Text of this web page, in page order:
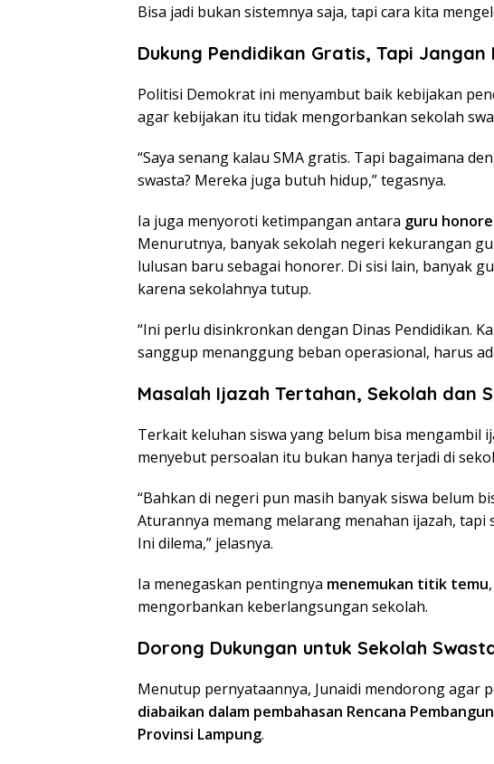
Bisa jadi bukan sistemnya saja, tapi cara kita
Dukung Pendidikan Gratis, Tapi Jangan
Politisi Demokrat ini menyambut baik kebijakan
agar kebijakan itu tidak mengorbankan sekolah
“Saya senang kalau SMA gratis. Tapi bagaimana
swasta? Mereka juga butuh hidup,” tegasnya.
Ia juga menyoroti ketimpangan antara guru
Menurutnya, banyak sekolah negeri kekurangan
lulusan baru sebagai honorer. Di sisi lain, banyak
karena sekolahnya tutup.
“Ini perlu disinkronkan dengan Dinas Pendidikan.
sanggup menanggung beban operasional, harus
Masalah Ijazah Tertahan, Sekolah dan
Terkait keluhan siswa yang belum bisa mengambil
menyebut persoalan itu bukan hanya terjadi di
“Bahkan di negeri pun masih banyak siswa belum
Aturannya memang melarang menahan ijazah,
Ini dilema,” jelasnya.
Ia menegaskan pentingnya menemukan titik temu
mengorbankan keberlangsungan sekolah.
Dorong Dukungan untuk Sekolah
Menutup pernyataannya, Junaidi mendorong agar
diabaikan dalam pembahasan Rencana
Provinsi Lampung.